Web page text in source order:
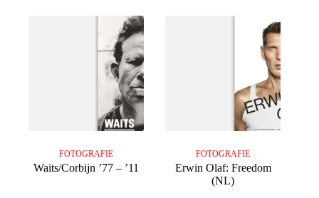
FOTOGRAFIE
Waits/Corbijn ’77 – ’11
FOTOGRAFIE
Erwin Olaf: Freedom
(NL)